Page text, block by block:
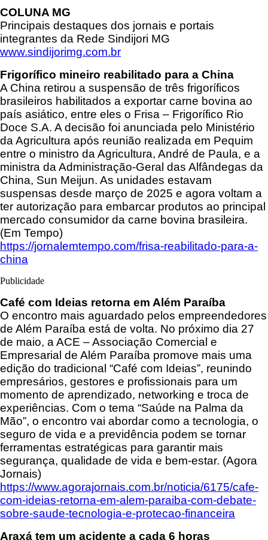
COLUNA MG
Principais destaques dos jornais e portais
integrantes da Rede Sindijori MG
www.sindijorimg.com.br
Frigorífico mineiro reabilitado para a China
A China retirou a suspensão de três frigoríficos
brasileiros habilitados a exportar carne bovina ao
país asiático, entre eles o Frisa – Frigorífico Rio
Doce S.A. A decisão foi anunciada pelo Ministério
da Agricultura após reunião realizada em Pequim
entre o ministro da Agricultura, André de Paula, e a
ministra da Administração-Geral das Alfândegas da
China, Sun Meijun. As unidades estavam
suspensas desde março de 2025 e agora voltam a
ter autorização para embarcar produtos ao principal
mercado consumidor da carne bovina brasileira.
(Em Tempo)
https://jornalemtempo.com/frisa-reabilitado-para-a-
china
Publicidade
Café com Ideias retorna em Além Paraíba
O encontro mais aguardado pelos empreendedores
de Além Paraíba está de volta. No próximo dia 27
de maio, a ACE – Associação Comercial e
Empresarial de Além Paraíba promove mais uma
edição do tradicional “Café com Ideias”, reunindo
empresários, gestores e profissionais para um
momento de aprendizado, networking e troca de
experiências. Com o tema “Saúde na Palma da
Mão”, o encontro vai abordar como a tecnologia, o
seguro de vida e a previdência podem se tornar
ferramentas estratégicas para garantir mais
segurança, qualidade de vida e bem-estar. (Agora
Jornais)
https://www.agorajornais.com.br/noticia/6175/cafe-
com-ideias-retorna-em-alem-paraiba-com-debate-
sobre-saude-tecnologia-e-protecao-financeira
Araxá tem um acidente a cada 6 horas